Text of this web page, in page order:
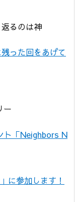
るのは神
った回をあげて
ー
ト「Neighbors N
に参加します！